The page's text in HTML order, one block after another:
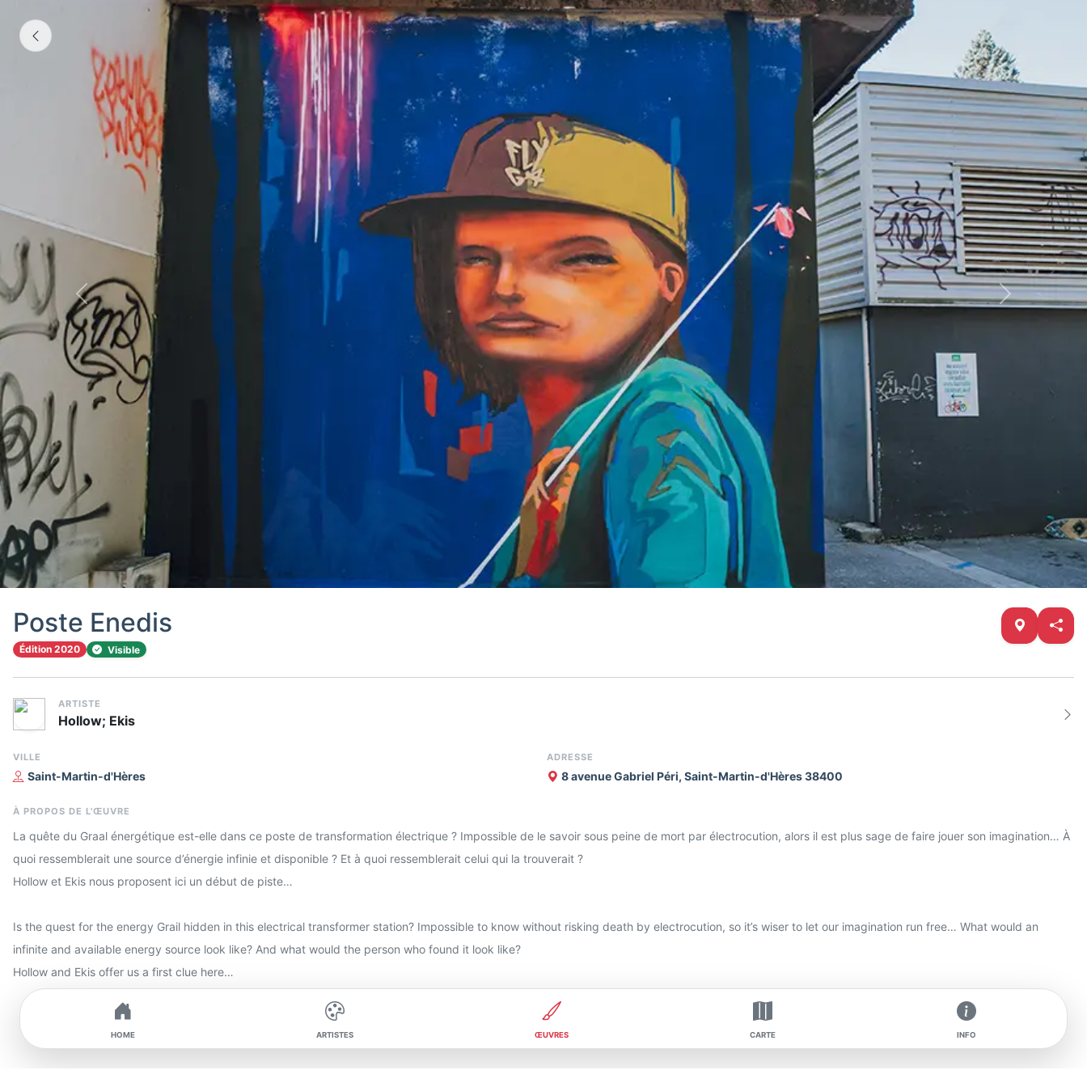
HOME ARTISTES ŒUVRES CARTE INFO
Poste Enedis
Édition 2020 Visible
ARTISTE
Hollow; Ekis
VILLE
Saint-Martin-d'Hères
ADRESSE
8 avenue Gabriel Péri, Saint-Martin-d'Hères 38400
À PROPOS DE L'ŒUVRE
La quête du Graal énergétique est-elle dans ce poste de transformation électrique ? Impossible de le savoir sous peine de mort par électrocution, alors il est plus sage de faire jouer son imagination… À
quoi ressemblerait une source d’énergie infinie et disponible ? Et à quoi ressemblerait celui qui la trouverait ?
Hollow et Ekis nous proposent ici un début de piste…
Is the quest for the energy Grail hidden in this electrical transformer station? Impossible to know without risking death by electrocution, so it’s wiser to let our imagination run free… What would an
infinite and available energy source look like? And what would the person who found it look like?
Hollow and Ekis offer us a first clue here…